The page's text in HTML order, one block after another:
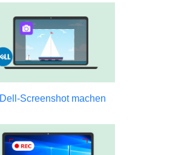
Dell-Screenshot machen